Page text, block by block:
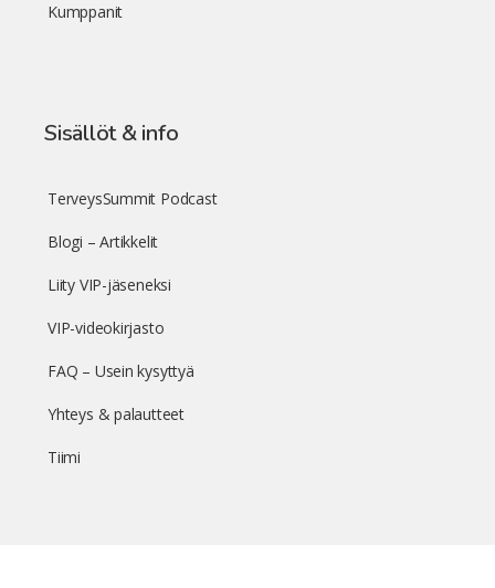
Kumppanit
Sisällöt & info
TerveysSummit Podcast
Blogi – Artikkelit
Liity VIP-jäseneksi
VIP-videokirjasto
FAQ – Usein kysyttyä
Yhteys & palautteet
Tiimi